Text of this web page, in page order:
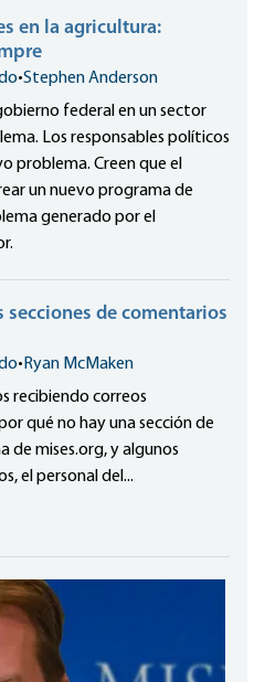
en la agricultura:
•Stephen Anderson
federal en un sector
Los responsables políticos
problema. Creen que el
un nuevo programa de
generado por el
secciones de comentarios
• Ryan McMaken
recibiendo correos
qué no hay una sección de
de mises.org, y algunos
el personal del...